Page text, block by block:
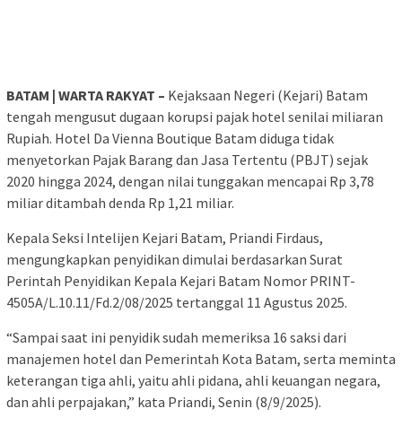
BATAM | WARTA RAKYAT – Kejaksaan Negeri (Kejari) Batam
tengah mengusut dugaan korupsi pajak hotel senilai miliaran
Rupiah. Hotel Da Vienna Boutique Batam diduga tidak
menyetorkan Pajak Barang dan Jasa Tertentu (PBJT) sejak
2020 hingga 2024, dengan nilai tunggakan mencapai Rp 3,78
miliar ditambah denda Rp 1,21 miliar.
Kepala Seksi Intelijen Kejari Batam, Priandi Firdaus,
mengungkapkan penyidikan dimulai berdasarkan Surat
Perintah Penyidikan Kepala Kejari Batam Nomor PRINT-
4505A/L.10.11/Fd.2/08/2025 tertanggal 11 Agustus 2025.
“Sampai saat ini penyidik sudah memeriksa 16 saksi dari
manajemen hotel dan Pemerintah Kota Batam, serta meminta
keterangan tiga ahli, yaitu ahli pidana, ahli keuangan negara,
dan ahli perpajakan,” kata Priandi, Senin (8/9/2025).